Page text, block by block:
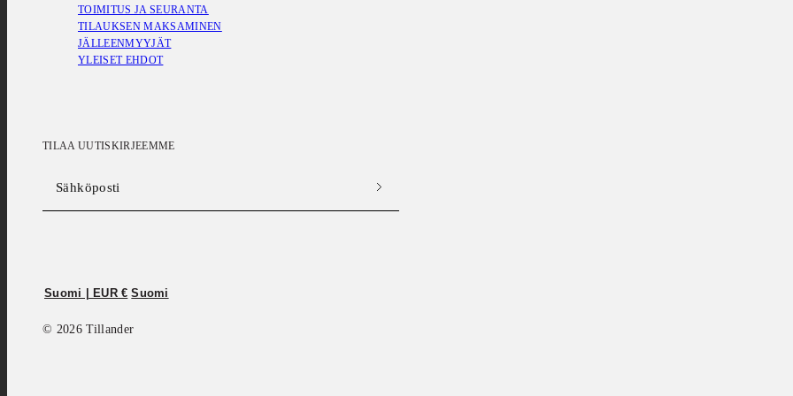
TOIMITUS JA SEURANTA
TILAUKSEN MAKSAMINEN
JÄLLEENMYYJÄT
YLEISET EHDOT
TILAA UUTISKIRJEEMME
Sähköposti
Suomi | EUR € Suomi
© 2026 Tillander
Facebook
Instagram